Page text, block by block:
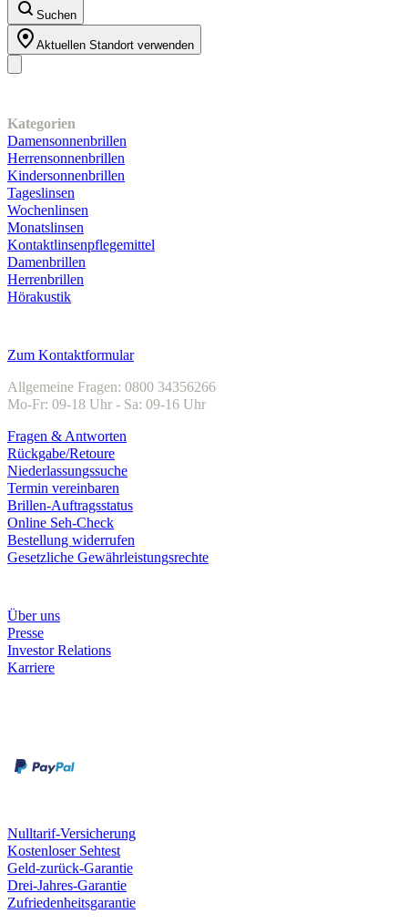
Suchen
Aktuellen Standort verwenden
Kategorien
Damensonnenbrillen
Herrensonnenbrillen
Kindersonnenbrillen
Tageslinsen
Wochenlinsen
Monatslinsen
Kontaktlinsenpflegemittel
Damenbrillen
Herrenbrillen
Hörakustik
Zum Kontaktformular
Allgemeine Fragen: 0800 34356266
Mo-Fr: 09-18 Uhr - Sa: 09-16 Uhr
Fragen & Antworten
Rückgabe/Retoure
Niederlassungssuche
Termin vereinbaren
Brillen-Auftragsstatus
Online Seh-Check
Bestellung widerrufen
Gesetzliche Gewährleistungsrechte
Über uns
Presse
Investor Relations
Karriere
Nulltarif-Versicherung
Kostenloser Sehtest
Geld-zurück-Garantie
Drei-Jahres-Garantie
Zufriedenheitsgarantie